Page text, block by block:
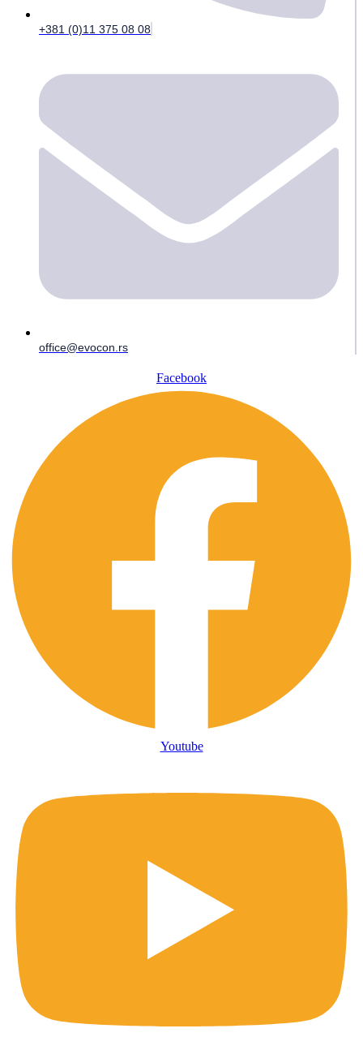
+381 (0)11 375 08 08
office@evocon.rs
Facebook
Youtube